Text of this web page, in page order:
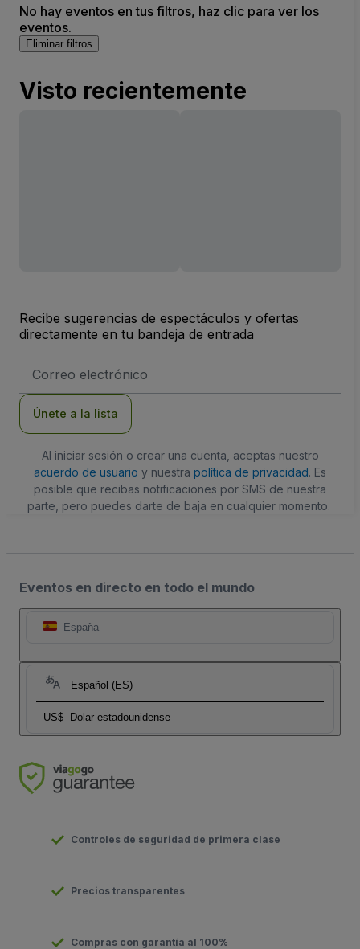
No hay eventos en tus filtros, haz clic para ver los
eventos.
Eliminar filtros
Visto recientemente
Recibe sugerencias de espectáculos y ofertas
directamente en tu bandeja de entrada
de
Únete a la lista
Al iniciar sesión o crear una cuenta, aceptas nuestro
acuerdo de usuario y nuestra política de privacidad. Es
posible que recibas notificaciones por SMS de nuestra
parte, pero puedes darte de baja en cualquier momento.
Eventos en directo en todo el mundo
España
Español (ES)
US$ Dolar estadounidense
Controles de seguridad de primera clase
Precios transparentes
Compras con garantía al 100%